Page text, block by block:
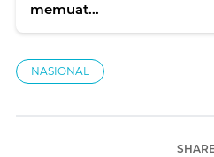
memuat...
NASIONAL